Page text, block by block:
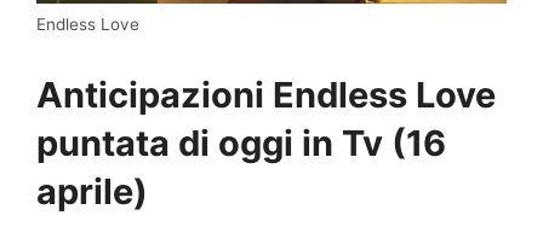
Endless Love
Anticipazioni Endless Love
puntata di oggi in Tv (16
aprile)